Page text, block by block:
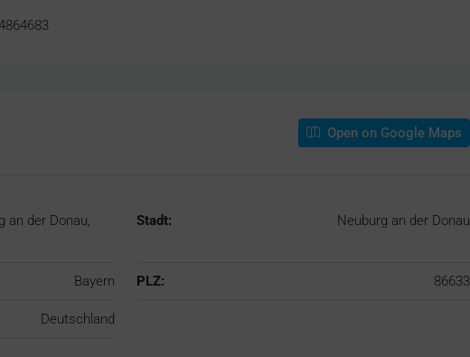
Open on Google Maps
an der Donau,
Stadt: Neuburg an der Donau
Bayern PLZ: 86633
Deutschland